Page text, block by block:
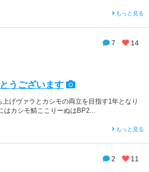
もっと見る
7 14
うございます
げヴァラとカシモの両立を目指す1年となり
はカシモ鯖ここりーぬはBP2...
もっと見る
2 11